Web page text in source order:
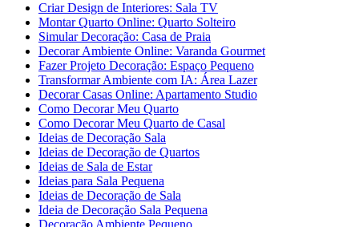
Criar Design de Interiores: Sala TV
Montar Quarto Online: Quarto Solteiro
Simular Decoração: Casa de Praia
Decorar Ambiente Online: Varanda Gourmet
Fazer Projeto Decoração: Espaço Pequeno
Transformar Ambiente com IA: Área Lazer
Decorar Casas Online: Apartamento Studio
Como Decorar Meu Quarto
Como Decorar Meu Quarto de Casal
Ideias de Decoração Sala
Ideias de Decoração de Quartos
Ideias de Sala de Estar
Ideias para Sala Pequena
Ideias de Decoração de Sala
Ideia de Decoração Sala Pequena